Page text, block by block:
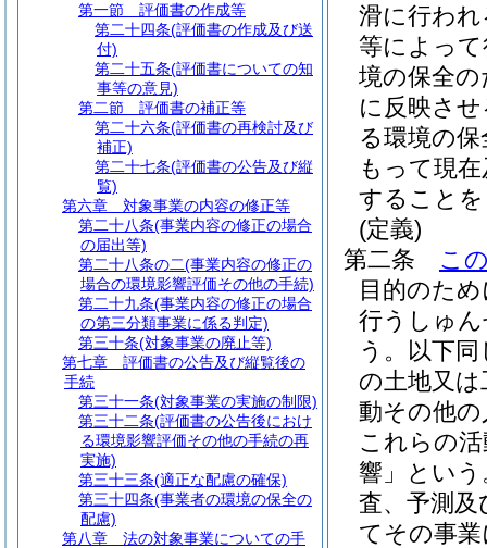
滑に行わ
等によっ
境の保全
に反映さ
る環境の
もって現
すること
(定義)
第二条
こ
目的のた
行うしゅ
う。以下同
の土地又
動その他
これらの
響」という
査、予測
てその事
第一節
評価書の作成等
第二十四条(評価書の作成及び送
付)
第二十五条(評価書についての知
事等の意見)
第二節
評価書の補正等
第二十六条(評価書の再検討及び
補正)
第二十七条(評価書の公告及び縦
覧)
第六章
対象事業の内容の修正等
第二十八条(事業内容の修正の場合
の届出等)
第二十八条の二(事業内容の修正の
場合の環境影響評価その他の手続)
第二十九条(事業内容の修正の場合
の第三分類事業に係る判定)
第三十条(対象事業の廃止等)
第七章
評価書の公告及び縦覧後の
手続
第三十一条(対象事業の実施の制限)
第三十二条(評価書の公告後におけ
る環境影響評価その他の手続の再
実施)
第三十三条(適正な配慮の確保)
第三十四条(事業者の環境の保全の
配慮)
第八章
法の対象事業についての手